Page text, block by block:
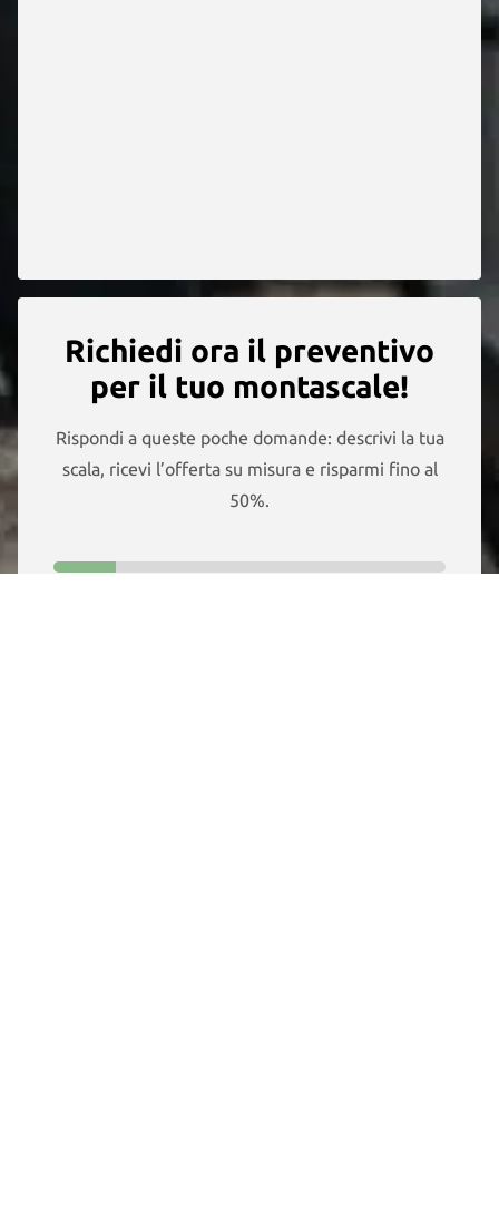
Richiedi ora il preventivo
per il tuo montascale!
Rispondi a queste poche domande: descrivi la tua
scala, ricevi l’offerta su misura e risparmi fino al
50%.